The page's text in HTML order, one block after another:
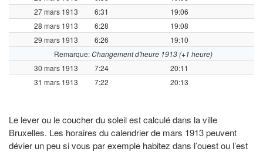
27 mars 1913
6:31
19:06
28 mars 1913
6:28
19:08
29 mars 1913
6:26
19:10
Remarque:Changement d'heure 1913 (+1 heure)
30 mars 1913
7:24
20:11
31 mars 1913
7:22 20:13
Le lever ou le coucher du soleil est calculé dans la ville
Bruxelles. Les horaires du calendrier de mars 1913 peuvent
dévier un peu si vous par exemple habitez dans l’ouest ou l’est